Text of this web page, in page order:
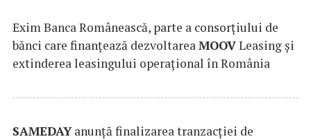
Exim Banca Românească, parte a consorțiului de
bănci care finanțează dezvoltareaMOOVLeasing și
extinderea leasingului operațional în România
SAMEDAYanunță finalizarea tranzacției de